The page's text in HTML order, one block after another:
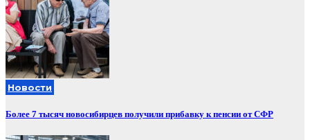
Новости
Более 7 тысяч новосибирцев получили прибавку к пенсии от СФР